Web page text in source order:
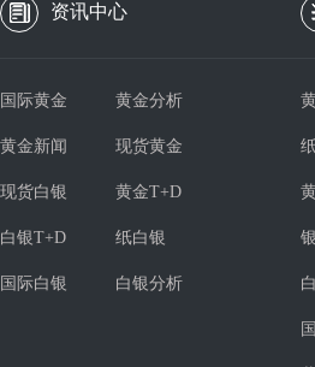
资讯中心
国际黄金 黄金分析
黄金新闻 现货黄金
现货白银 黄金T+D
白银T+D 纸白银
国际白银 白银分析